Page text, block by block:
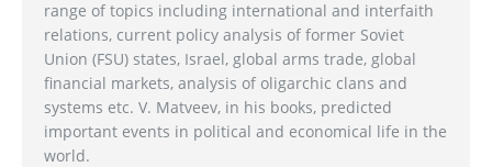
range of topics including international and interfaith
relations, current policy analysis of former Soviet
Union (FSU) states, Israel, global arms trade, global
financial markets, analysis of oligarchic clans and
systems etc. V. Matveev, in his books, predicted
important events in political and economical life in the
world.